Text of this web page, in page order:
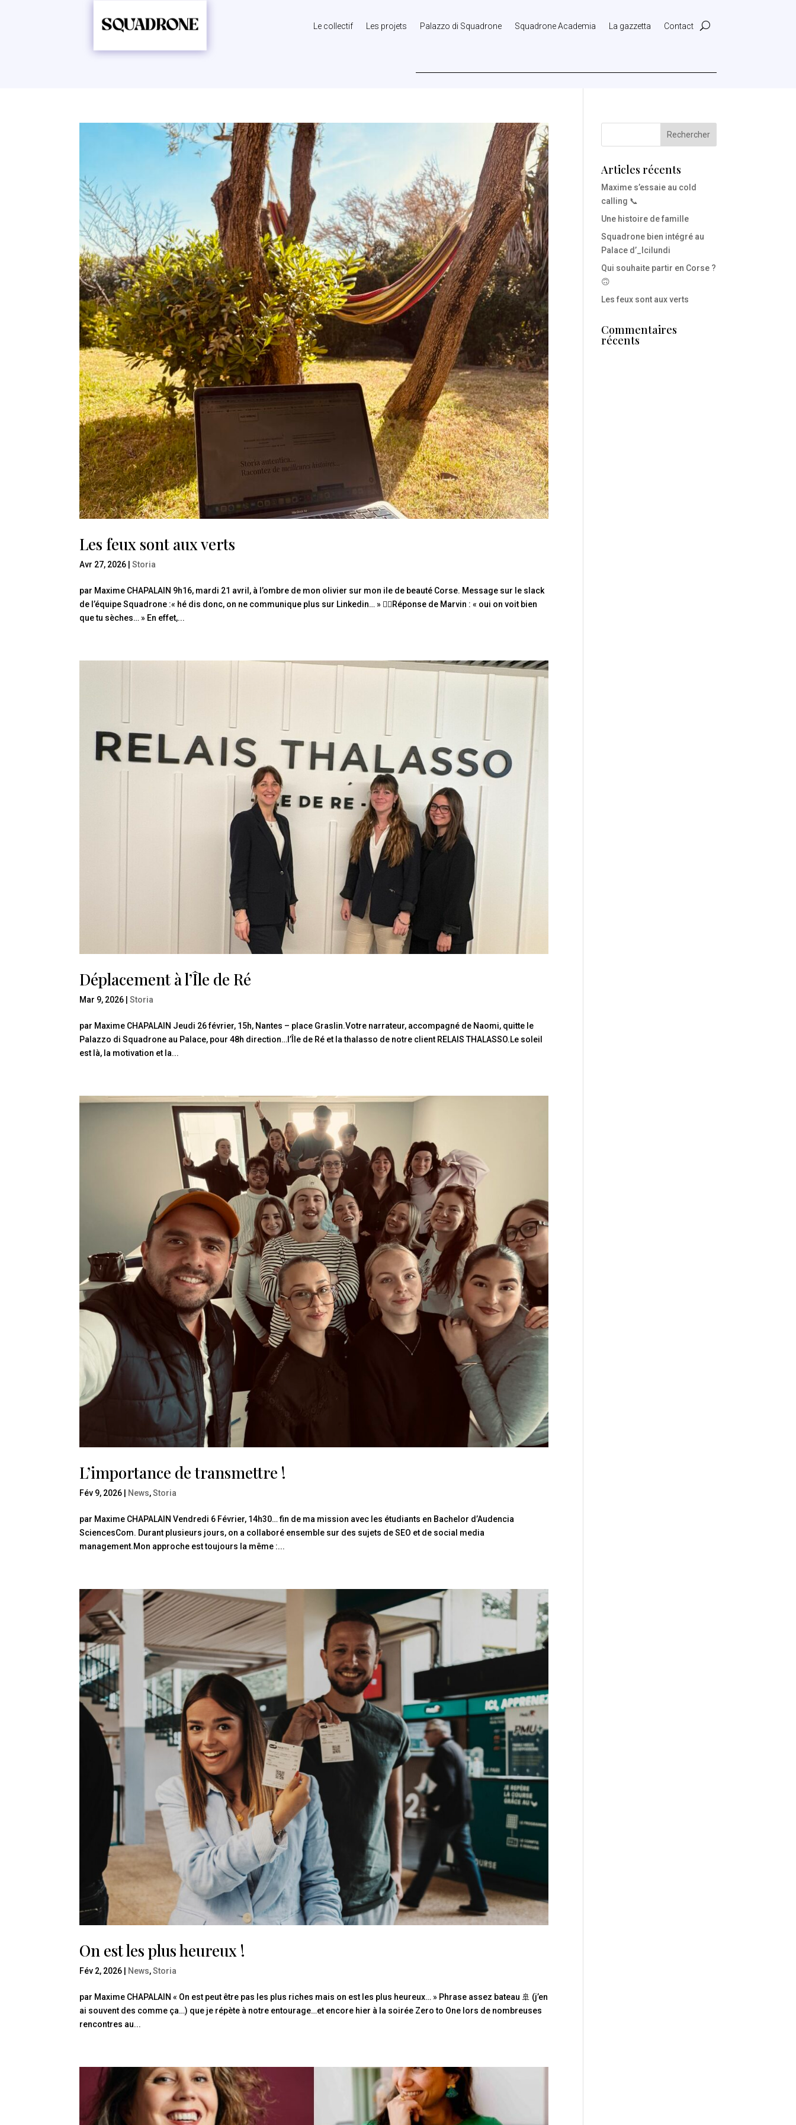
Le collectif Les projets Palazzo di Squadrone Squadrone Academia La gazzetta Contact
Les feux sont aux verts
Avr 27, 2026 |Storia
par Maxime CHAPALAIN 9h16, mardi 21 avril, à l’ombre de mon olivier sur mon ile de beauté Corse. Message sur le slack
de l’équipe Squadrone :« hé dis donc, on ne communique plus sur Linkedin… » 🤷‍♂️Réponse de Marvin : « oui on voit bien
que tu sèches… » En effet,...
Déplacement à l’Île de Ré
Mar 9, 2026 |Storia
par Maxime CHAPALAIN Jeudi 26 février, 15h, Nantes – place Graslin.Votre narrateur, accompagné de Naomi, quitte le
Palazzo di Squadrone au Palace, pour 48h direction…l’Île de Ré et la thalasso de notre client RELAIS THALASSO.Le soleil
est là, la motivation et la...
L’importance de transmettre !
Fév 9, 2026 News,Storia
par Maxime CHAPALAIN Vendredi 6 Février, 14h30… fin de ma mission avec les étudiants en Bachelor d’Audencia
SciencesCom. Durant plusieurs jours, on a collaboré ensemble sur des sujets de SEO et de social media
management.Mon approche est toujours la même :...
On est les plus heureux !
Fév 2, 2026 News,Storia
par Maxime CHAPALAIN « On est peut être pas les plus riches mais on est les plus heureux… » Phrase assez bateau 🚢 (j’en
ai souvent des comme ça…) que je répète à notre entourage…et encore hier à la soirée Zero to One lors de nombreuses
rencontres au...
Articles récents
Maxime s’essaie au cold
calling 📞
Une histoire de famille
Squadrone bien intégré au
Palace d’_Icilundi
Qui souhaite partir en Corse ?
🙃
Les feux sont aux verts
Commentaires
récents